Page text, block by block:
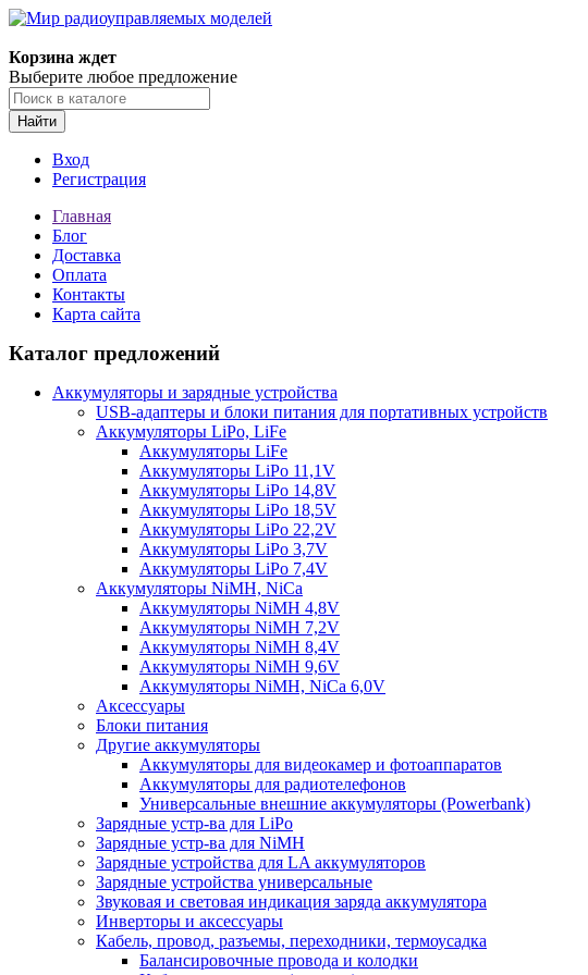
Корзина ждет
Выберите любое предложение
Найти
Вход
Регистрация
Главная
Блог
Доставка
Оплата
Контакты
Карта сайта
Каталог предложений
Аккумуляторы и зарядные устройства
USB-адаптеры и блоки питания для портативных устройств
Аккумуляторы LiPo, LiFe
Аккумуляторы LiFe
Аккумуляторы LiPo 11,1V
Аккумуляторы LiPo 14,8V
Аккумуляторы LiPo 18,5V
Аккумуляторы LiPo 22,2V
Аккумуляторы LiPo 3,7V
Аккумуляторы LiPo 7,4V
Аккумуляторы NiMH, NiCa
Аккумуляторы NiMH 4,8V
Аккумуляторы NiMH 7,2V
Аккумуляторы NiMH 8,4V
Аккумуляторы NiMH 9,6V
Аккумуляторы NiMH, NiCa 6,0V
Аксессуары
Блоки питания
Другие аккумуляторы
Аккумуляторы для видеокамер и фотоаппаратов
Аккумуляторы для радиотелефонов
Универсальные внешние аккумуляторы (Powerbank)
Зарядные устр-ва для LiPo
Зарядные устр-ва для NiMH
Зарядные устройства для LA аккумуляторов
Зарядные устройства универсальные
Звуковая и световая индикация заряда аккумулятора
Инверторы и аксессуары
Кабель, провод, разъемы, переходники, термоусадка
Балансировочные провода и колодки